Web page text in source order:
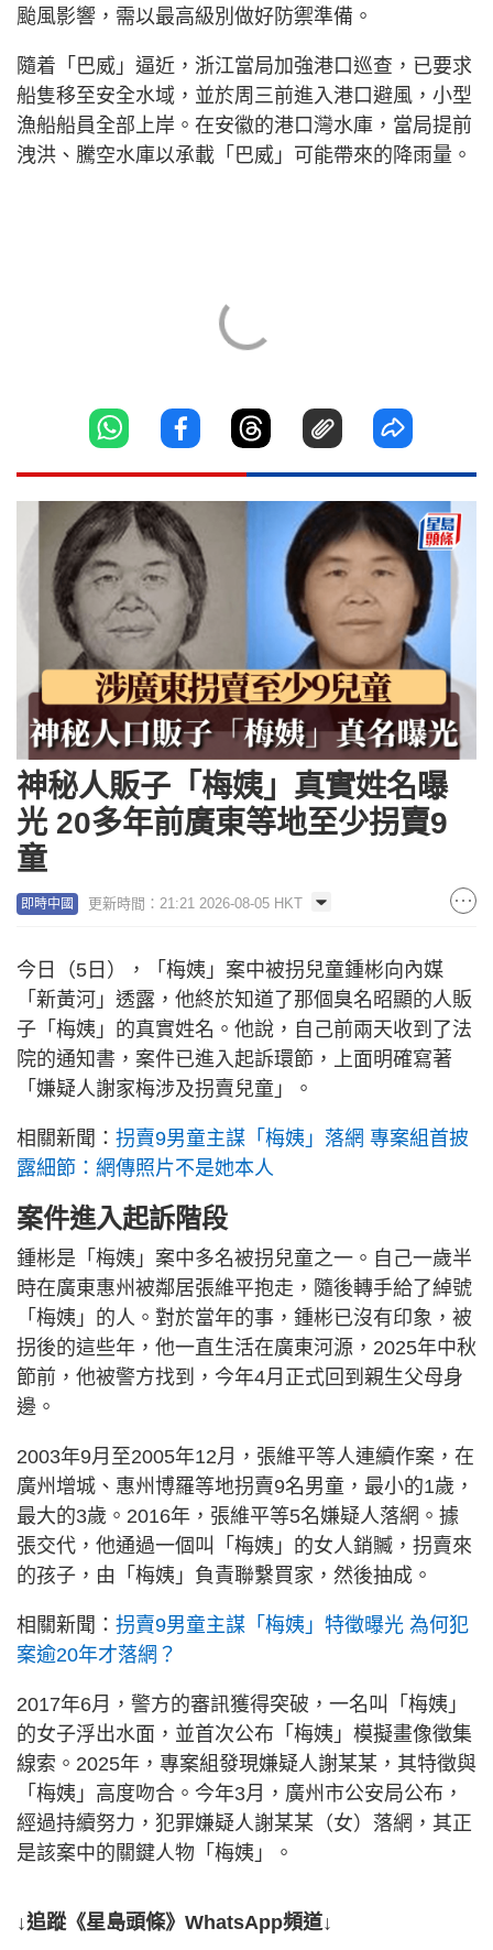
颱風影響，需以最高級別做好防禦準備。
隨着「巴威」逼近，浙江當局加強港口巡查，已要求
船隻移至安全水域，並於周三前進入港口避風，小型
漁船船員全部上岸。在安徽的港口灣水庫，當局提前
洩洪、騰空水庫以承載「巴威」可能帶來的降雨量。
神秘人販子「梅姨」真實姓名曝
光 20多年前廣東等地至少拐賣9
童
即時中國 更新時間：21:21 2026-08-05 HKT
今日（5日），「梅姨」案中被拐兒童鍾彬向內媒
「新黃河」透露，他終於知道了那個臭名昭顯的人販
子「梅姨」的真實姓名。他說，自己前兩天收到了法
院的通知書，案件已進入起訴環節，上面明確寫著
「嫌疑人謝家梅涉及拐賣兒童」。
相關新聞： 拐賣9男童主謀「梅姨」落網 專案組首披
露細節：網傳照片不是她本人
案件進入起訴階段
鍾彬是「梅姨」案中多名被拐兒童之一。自己一歲半
時在廣東惠州被鄰居張維平抱走，隨後轉手給了綽號
「梅姨」的人。對於當年的事，鍾彬已沒有印象，被
拐後的這些年，他一直生活在廣東河源，2025年中秋
節前，他被警方找到，今年4月正式回到親生父母身
邊。
2003年9月至2005年12月，張維平等人連續作案，在
廣州增城、惠州博羅等地拐賣9名男童，最小的1歲，
最大的3歲。2016年，張維平等5名嫌疑人落網。據
張交代，他通過一個叫「梅姨」的女人銷贓，拐賣來
的孩子，由「梅姨」負責聯繫買家，然後抽成。
相關新聞： 拐賣9男童主謀「梅姨」特徵曝光 為何犯
案逾20年才落網？
2017年6月，警方的審訊獲得突破，一名叫「梅姨」
的女子浮出水面，並首次公布「梅姨」模擬畫像徵集
線索。2025年，專案組發現嫌疑人謝某某，其特徵與
「梅姨」高度吻合。今年3月，廣州市公安局公布，
經過持續努力，犯罪嫌疑人謝某某（女）落網，其正
是該案中的關鍵人物「梅姨」。
↓追蹤《星島頭條》WhatsApp頻道↓